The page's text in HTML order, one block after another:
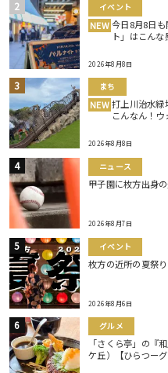
イベント
NEW 今日8月8日
ト」はこんな
2026年8月8日
まち
NEW 打上川治水緑
こんなん！ウ
2026年8月8日
ニュース
甲子園に枚方出身
2026年8月7日
イベント
枚方の近所の夏祭
2026年8月6日
グルメ
「さくら亭」の『
ケ丘）【ひらつーグ